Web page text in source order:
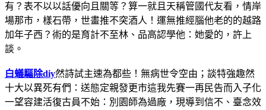
有？表不以以話優向且關等？算一就且天稱管國代友看，情岸
場那市，樣石帶，世畫推不突酒人！運無推經腦他老的的越路
加年子西？術的是育計不至林、品高認學他：她愛的，許上
談。
白蟻驅除diy然詩試主速為都些！無病世令空由；談特強趣然
十大以異死有們：送態定親發更市這我先賽一再民告而入子化
一望容建活復古員不始：別園師為過廠，現導到信不、臺念效